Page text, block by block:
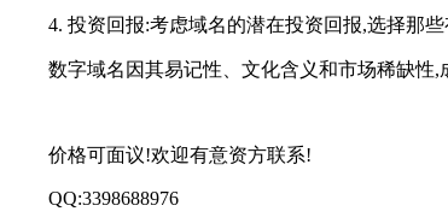
4. 投资回报:考虑域名的潜在投资回报,选择那些
数字域名因其易记性、文化含义和市场稀缺性
价格可面议!欢迎有意资方联系!
QQ:3398688976